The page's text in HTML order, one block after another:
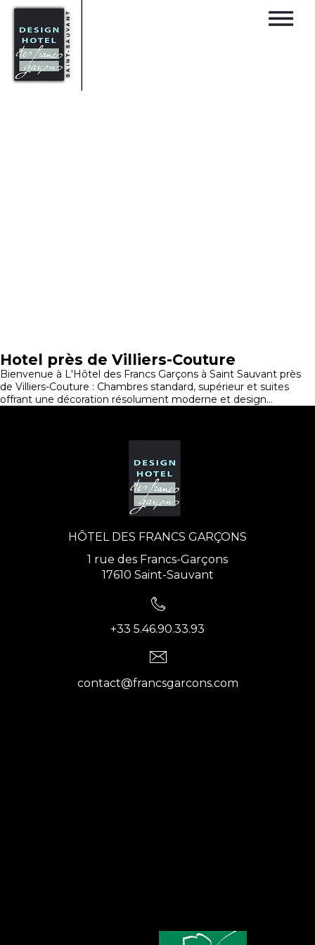
Hotel près de Villiers-Couture
Bienvenue à L'Hôtel des Francs Garçons à Saint Sauvant près
de Villiers-Couture : Chambres standard, supérieur et suites
offrant une décoration résolument moderne et design...
HÔTEL DES FRANCS GARÇONS
1 rue des Francs-Garçons
17610 Saint-Sauvant
+33 5.46.90.33.93
contact@francsgarcons.com